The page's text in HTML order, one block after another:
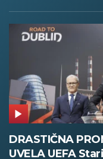
JE
POŽAR U
Deca i